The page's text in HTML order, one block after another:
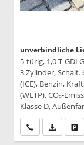
unverbindliche
5-türig, 1,0 T-GDI
3 Zylinder,
(ICE), Benzin,
(WLTP), CO₂-
Klasse D,
Wir rufen Sie an
PDF-